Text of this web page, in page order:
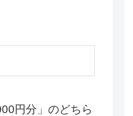
円分」のどちら